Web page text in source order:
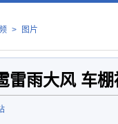
> 图片
雷雨大风 车